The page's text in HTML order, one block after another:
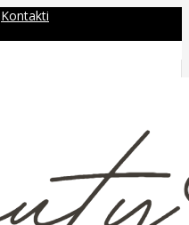
Kontakti